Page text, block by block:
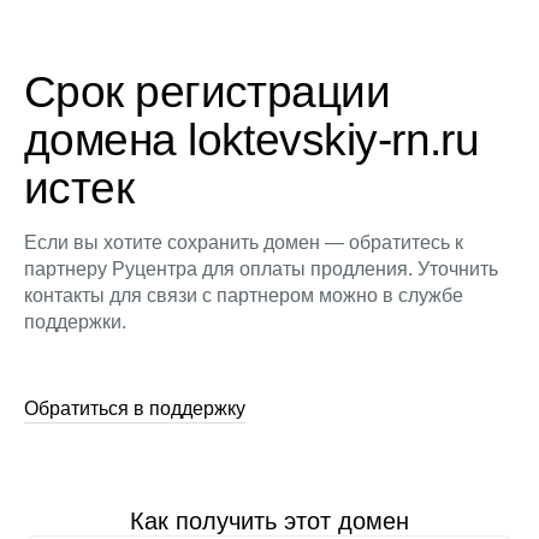
Срок регистрации
домена loktevskiy-rn.ru
истек
Если вы хотите сохранить домен — обратитесь к
партнеру Руцентра для оплаты продления. Уточнить
контакты для связи с партнером можно в службе
поддержки.
Обратиться в поддержку
Как получить этот домен